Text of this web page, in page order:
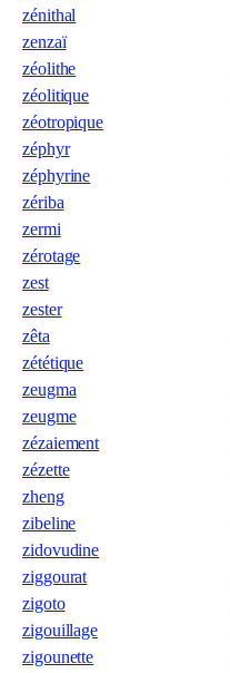
zénithal
zenzaï
zéolithe
zéolitique
zéotropique
zéphyr
zéphyrine
zériba
zermi
zérotage
zest
zester
zêta
zététique
zeugma
zeugme
zézaiement
zézette
zheng
zibeline
zidovudine
ziggourat
zigoto
zigouillage
zigounette